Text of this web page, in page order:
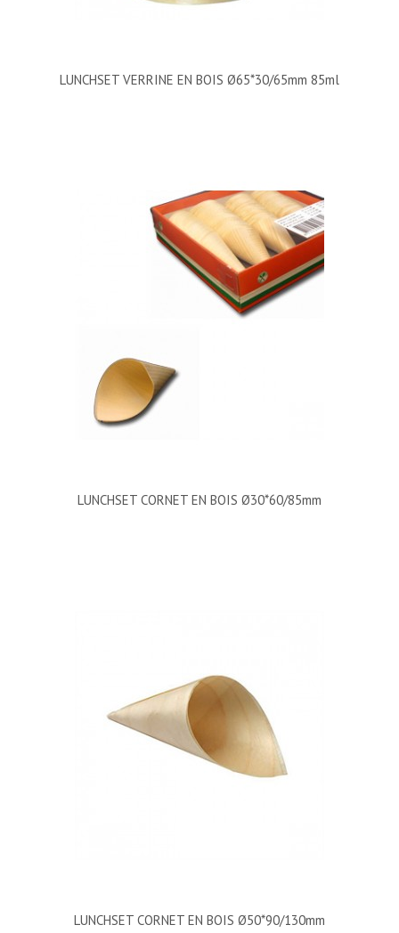
LUNCHSET VERRINE EN BOIS Ø65*30/65mm 85ml
LUNCHSET CORNET EN BOIS Ø30*60/85mm
LUNCHSET CORNET EN BOIS Ø50*90/130mm